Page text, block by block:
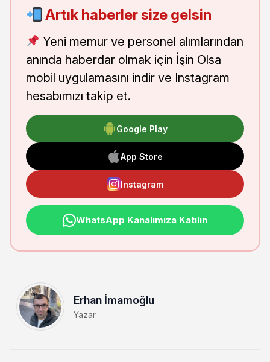
Artık haberler size gelsin
Yeni memur ve personel alımlarından
anında haberdar olmak için İşin Olsa
mobil uygulamasını indir ve Instagram
hesabımızı takip et.
Google Play
App Store
Instagram
WhatsApp Kanalımıza Katılın
Erhan İmamoğlu
Yazar